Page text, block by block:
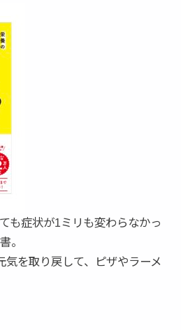
も症状が1ミリも変わらなかっ
。
気を取り戻して、ピザやラーメ